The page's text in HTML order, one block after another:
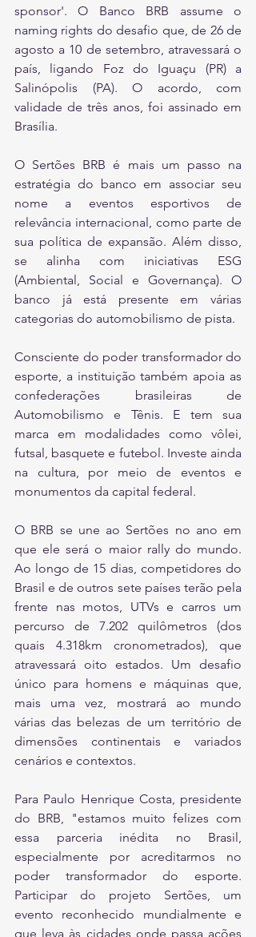
sponsor'. O Banco BRB assume o
naming rights do desafio que, de 26 de
agosto a 10 de setembro, atravessará o
país, ligando Foz do Iguaçu (PR) a
Salinópolis (PA). O acordo, com
validade de três anos, foi assinado em
Brasília.
O Sertões BRB é mais um passo na
estratégia do banco em associar seu
nome a eventos esportivos de
relevância internacional, como parte de
sua política de expansão. Além disso,
se alinha com iniciativas ESG
(Ambiental, Social e Governança). O
banco já está presente em várias
categorias do automobilismo de pista.
Consciente do poder transformador do
esporte, a instituição também apoia as
confederações brasileiras de
Automobilismo e Tênis. E tem sua
marca em modalidades como vôlei,
futsal, basquete e futebol. Investe ainda
na cultura, por meio de eventos e
monumentos da capital federal.
O BRB se une ao Sertões no ano em
que ele será o maior rally do mundo.
Ao longo de 15 dias, competidores do
Brasil e de outros sete países terão pela
frente nas motos, UTVs e carros um
percurso de 7.202 quilômetros (dos
quais 4.318km cronometrados), que
atravessará oito estados. Um desafio
único para homens e máquinas que,
mais uma vez, mostrará ao mundo
várias das belezas de um território de
dimensões continentais e variados
cenários e contextos.
Para Paulo Henrique Costa, presidente
do BRB, "estamos muito felizes com
essa parceria inédita no Brasil,
especialmente por acreditarmos no
poder transformador do esporte.
Participar do projeto Sertões, um
evento reconhecido mundialmente e
que leva às cidades onde passa ações